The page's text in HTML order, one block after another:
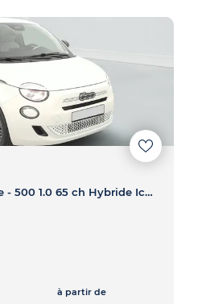
1.0 65 ch Hybride Icone - 500 1.0 65 ch Hybride Icone
à partir de